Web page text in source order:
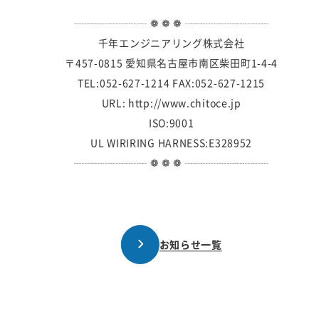
┈┈┈┈┈┈┈ ❁ ❁ ❁ ┈┈┈┈┈┈┈┈
千年エンジニアリング株式会社
〒457-0815 愛知県名古屋市南区柴田町1-4-4
TEL:052-627-1214 FAX:052-627-1215
URL: http://www.chitoce.jp
ISO:9001
UL WIRIRING HARNESS:E328952
┈┈┈┈┈┈┈ ❁ ❁ ❁ ┈┈┈┈┈┈┈┈
お知らせ一覧